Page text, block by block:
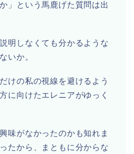
」という馬鹿げた質問は出
明しなくても分かるような
いか。
けの私の視線を避けるよう
に向けたエレニアがゆっく
味がなかったのかも知れま
たから、まともに分からな